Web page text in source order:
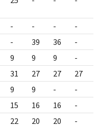
- - - -
- 39 36 -
9 9 9 -
31 27 27 27
9 9 - -
15 16 16 -
22 20 20 -